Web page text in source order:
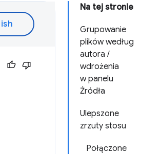
Na tej stronie
Grupowanie
plików według
autora /
wdrożenia
w panelu
Źródła
Ulepszone
zrzuty stosu
Połączone